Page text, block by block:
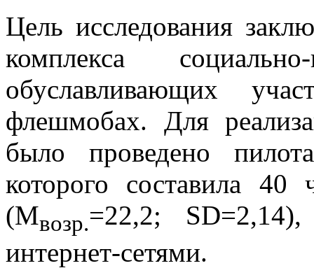
Цель исследования
комплекса
обуславливающих
флешмобах. Для
было проведено
которого составила 40
(Mвозр.=22,2;
интернет-сетями.